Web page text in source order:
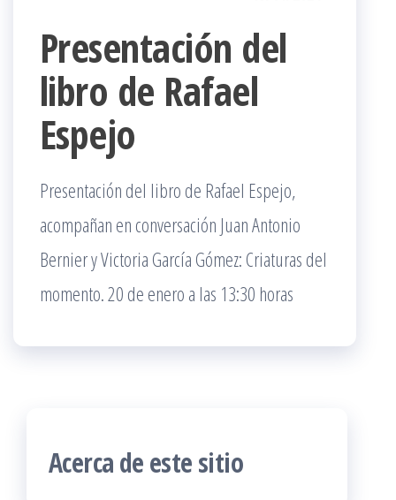
Presentación del
libro de Rafael
Espejo
Presentación del libro de Rafael Espejo,
acompañan en conversación Juan Antonio
Bernier y Victoria García Gómez: Criaturas del
momento. 20 de enero a las 13:30 horas
Acerca de este sitio